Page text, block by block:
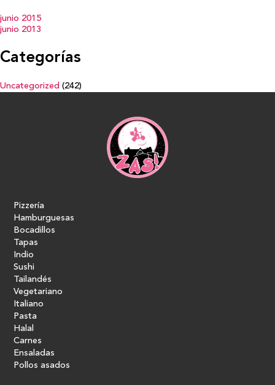
junio 2015
junio 2013
Categorías
Uncategorized (242)
Pizzería
Hamburguesas
Bocadillos
Tapas
Indio
Sushi
Tailandés
Vegetariano
Italiano
Pasta
Halal
Carnes
Ensaladas
Pollos asados